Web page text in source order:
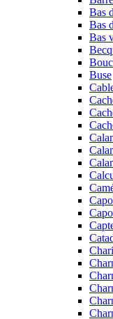
Bas
Bas
Bas
Buse